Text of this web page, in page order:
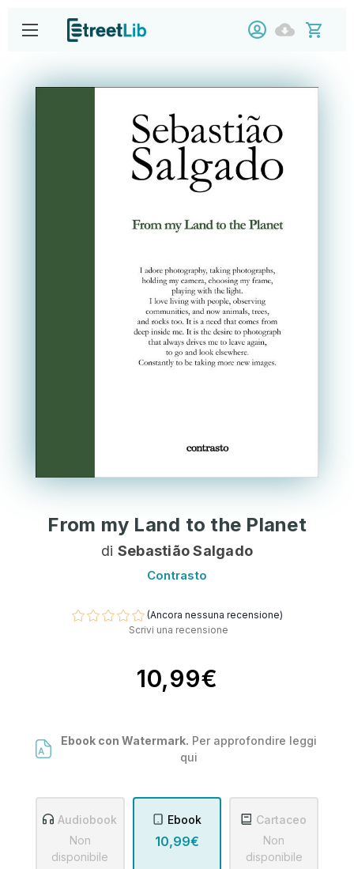
From my Land to the Planet
di Sebastião Salgado
Contrasto
(Ancora nessuna recensione)
Scrivi una recensione
10,99€
Ebook con Watermark. Per approfondire leggi
qui
Audiobook
Non
disponibile
Ebook
10,99€
Cartaceo
Non
disponibile